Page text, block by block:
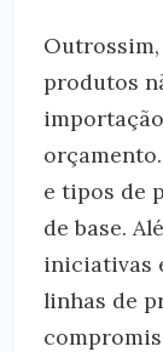
produtos
e tipos de
de base.
iniciativas
linhas de